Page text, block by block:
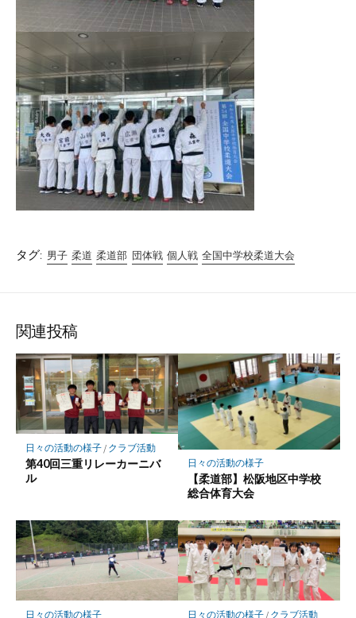
タグ: 男子 柔道 柔道部 団体戦 個人戦 全国中学校柔道大会
関連投稿
日々の活動の様子/ クラブ活動
第40回三重リレーカーニバ
ル
日々の活動の様子
【柔道部】松阪地区中学校
総合体育大会
日々の活動の様子 日々の活動の様子/ クラブ活動